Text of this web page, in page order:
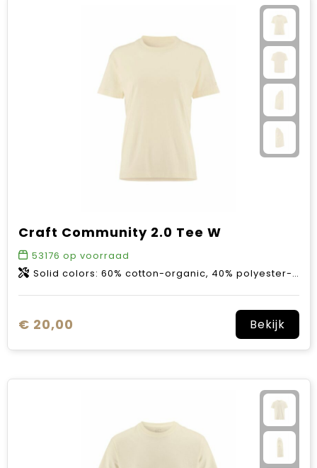
Craft Community 2.0 Tee W
53176 op voorraad
Solid colors: 60% cotton-organic, 40% polyester-recycled. Melange colors: 63% cotton-organic, 31% polyester-recycled, 6% viscose.
€ 20,00 Bekijk